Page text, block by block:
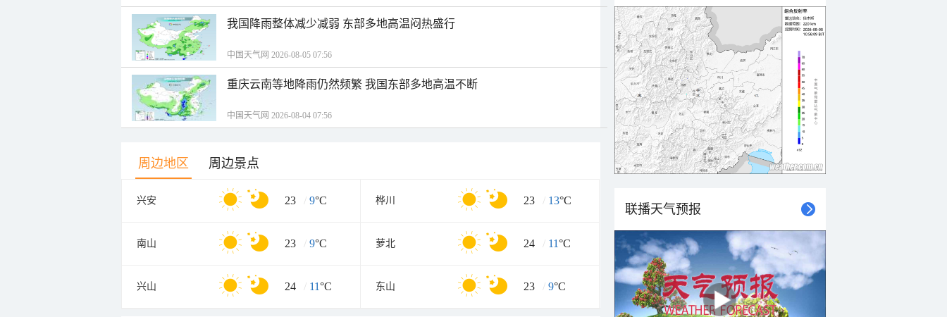
我国降雨整体减少减弱 东部多地高温闷热盛行
中国天气网 2026-08-05 07:56
重庆云南等地降雨仍然频繁 我国东部多地高温不断
中国天气网 2026-08-04 07:56
周边地区 周边景点
兴安 23 / 9°C 桦川 23 / 13°C
南山 23 / 9°C 萝北 24 / 11°C
兴山 24 / 11°C 东山 23 / 9°C
联播天气预报